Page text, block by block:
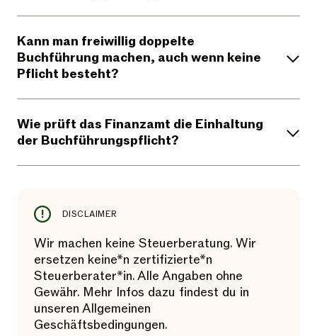
Kann man freiwillig doppelte
Buchführung machen, auch wenn keine
Pflicht besteht?
Wie prüft das Finanzamt die Einhaltung
der Buchführungspflicht?
DISCLAIMER
Wir machen keine Steuerberatung. Wir
ersetzen keine*n zertifizierte*n
Steuerberater*in. Alle Angaben ohne
Gewähr. Mehr Infos dazu findest du in
unseren Allgemeinen
Geschäftsbedingungen.